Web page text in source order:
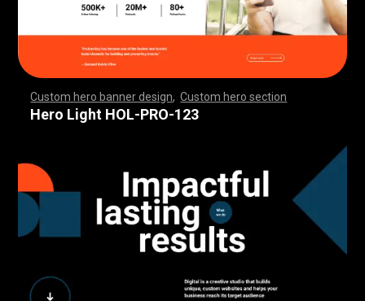
Custom hero banner design ,Custom hero section
,,,,,,,,,,,,,,,,,,,,,,,,,,,,,, ,,,,,,,,,,,,,,,,,,,,,,,
,,,,,,,,,,,,,,,,,,,,,,,,,,,,,, ,,,,,,,,,,,,,,,,,,,,,,,
Hero Light HOL-PRO-123